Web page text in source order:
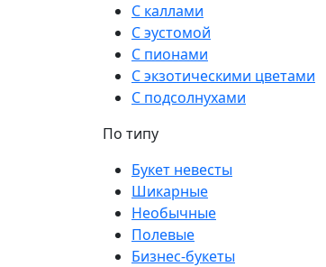
С каллами
С эустомой
С пионами
С экзотическими цветами
С подсолнухами
По типу
Букет невесты
Шикарные
Необычные
Полевые
Бизнес-букеты